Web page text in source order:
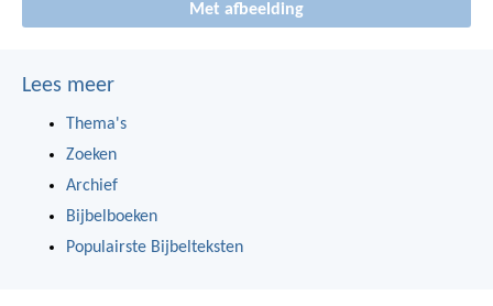
Met afbeelding
Lees meer
Thema's
Zoeken
Archief
Bijbelboeken
Populairste Bijbelteksten